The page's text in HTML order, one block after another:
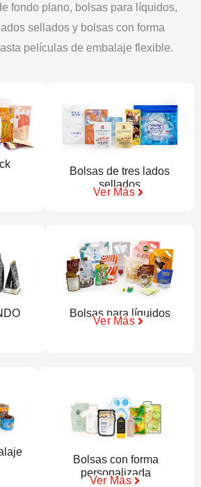
fondo plano, bolsas para líquidos,
sellados y bolsas con forma
películas de embalaje flexible.
Bolsas de tres lados
sellados
Ver Más
Bolsas para líquidos
Ver Más
Bolsas con forma
personalizada
Ver Más